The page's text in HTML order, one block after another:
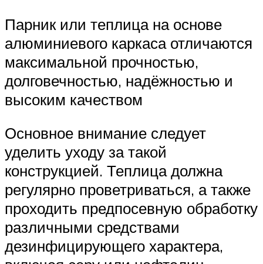
Парник или теплица на основе
алюминиевого каркаса отличаются
максимальной прочностью,
долговечностью, надёжностью и
высоким качеством
Основное внимание следует
уделить уходу за такой
конструкцией. Теплица должна
регулярно проветриваться, а также
проходить предпосевную обработку
различными средствами
дезинфицирующего характера,